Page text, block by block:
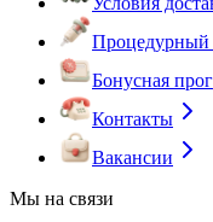
Процедурный
Бонусная
Контакты
Вакансии
Мы на связи